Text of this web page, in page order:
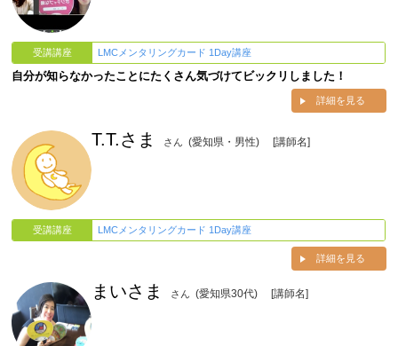
受講講座 LMCメンタリングカード 1Day講座
自分が知らなかったことにたくさん気づけてビックリしました！
詳細を見る
T.T.さま さん (愛知県・男性) [講師名]
受講講座 LMCメンタリングカード 1Day講座
詳細を見る
まいさま さん (愛知県30代) [講師名]